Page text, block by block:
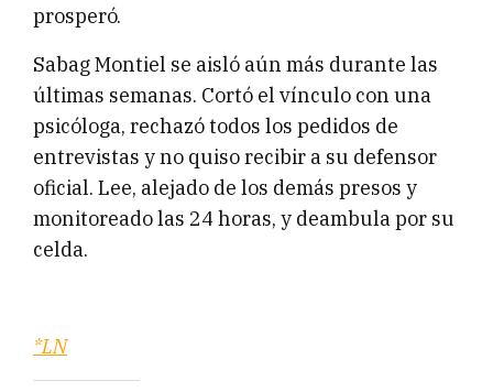
prosperó.
Sabag Montiel se aisló aún más durante las
últimas semanas. Cortó el vínculo con una
psicóloga, rechazó todos los pedidos de
entrevistas y no quiso recibir a su defensor
oficial. Lee, alejado de los demás presos y
monitoreado las 24 horas, y deambula por su
celda.
*LN